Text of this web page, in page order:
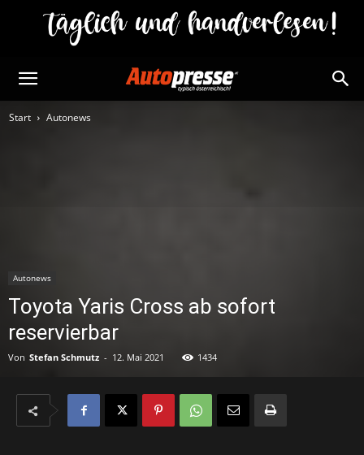
Start Autonews
Autonews
Toyota Yaris Cross ab sofort
reservierbar
Von Stefan Schmutz - 12. Mai 2021 1434